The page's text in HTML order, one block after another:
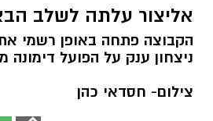
אליצור עלתה לשלב
הקבוצה פתחה באופן רשמי
ניצחון ענק על הפועל דימונה
צילום- חסדאי כהן